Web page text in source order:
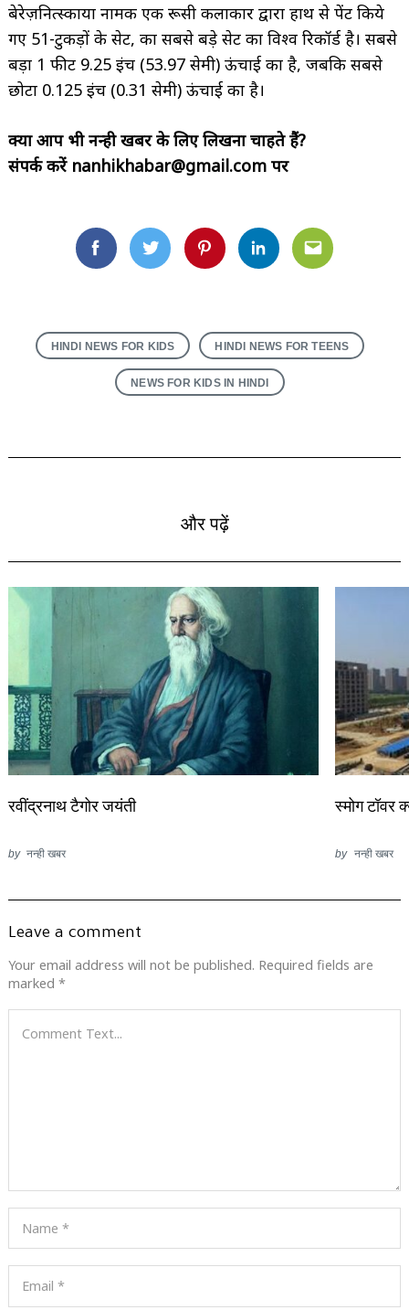
बेरेज़नित्स्काया नामक एक रूसी कलाकार द्वारा हाथ से पेंट किये
गए 51-टुकड़ों के सेट, का सबसे बड़े सेट का विश्व रिकॉर्ड है। सबसे
बड़ा 1 फीट 9.25 इंच (53.97 सेमी) ऊंचाई का है, जबकि सबसे
छोटा 0.125 इंच (0.31 सेमी) ऊंचाई का है।
क्या आप भी नन्ही खबर के लिए लिखना चाहते हैं?
संपर्क करें nanhikhabar@gmail.com पर
HINDI NEWS FOR KIDS HINDI NEWS FOR TEENS
NEWS FOR KIDS IN HINDI
और पढ़ें
रवींद्रनाथ टैगोर जयंती
by नन्ही खबर
स्मोग टॉवर
by नन्ही खबर
Leave a comment
Your email address will not be published. Required fields are
marked *